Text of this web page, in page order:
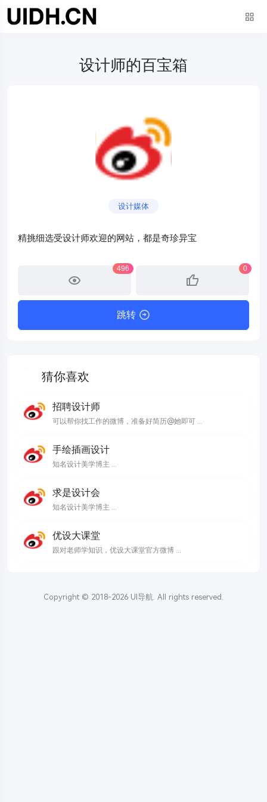
设计师的百宝箱
设计媒体
精挑细选受设计师欢迎的网站，都是奇珍异宝
496 0
跳转
猜你喜欢
招聘设计师
可以帮你找工作的微博，准备好简历@她即可 ...
手绘插画设计
知名设计美学博主 ...
求是设计会
知名设计美学博主 ...
优设大课堂
跟对老师学知识，优设大课堂官方微博 ...
Copyright © 2018-2026 UI导航. All rights reserved.